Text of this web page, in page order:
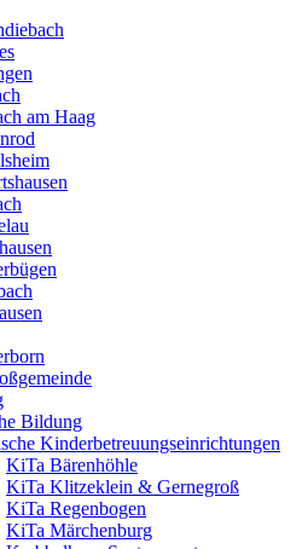
am Haag
Bildung
Kinderbetreuungseinrichtungen
KiTa Bärenhöhle
KiTa Klitzeklein & Gernegroß
KiTa Regenbogen
KiTa Märchenburg